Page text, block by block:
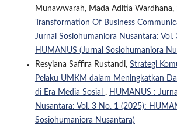
Munawwarah, Mada Aditia Wardhana,
Transformation Of Business
Jurnal Sosiohumaniora Nusantara: Vol.
HUMANUS (Jurnal Sosiohumaniora
Resyiana Saffira Rustandi, Strategi
Pelaku UMKM dalam Meningkatkan
di Era Media Sosial , HUMANUS :
Nusantara: Vol. 3 No. 1 (2025):
Sosiohumaniora Nusantara)